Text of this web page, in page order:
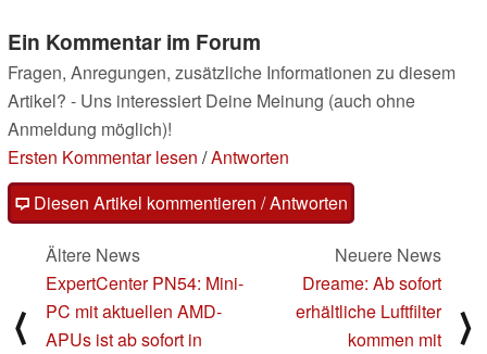
Ein Kommentar im Forum
Fragen, Anregungen, zusätzliche Informationen zu diesem
Artikel? - Uns interessiert Deine Meinung (auch ohne
Anmeldung möglich)!
Ersten Kommentar lesen /Antworten
Diesen Artikel kommentieren / Antworten
⟨
Ältere News
ExpertCenter PN54: Mini-
PC mit aktuellen AMD-
APUs ist ab sofort in
Neuere News
Dreame: Ab sofort
erhältliche Luftfilter
kommen mit
⟩